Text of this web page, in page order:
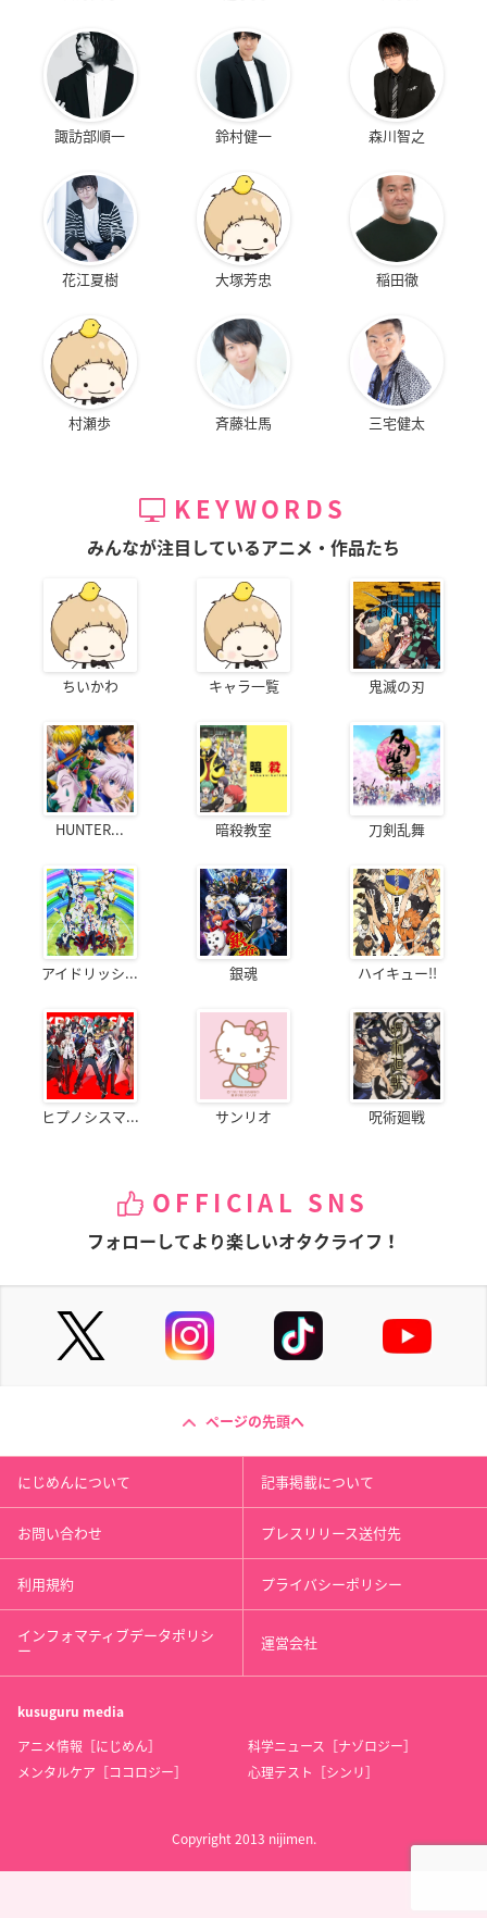
諏訪部順一 鈴村健一 森川智之
花江夏樹 大塚芳忠 稲田徹
村瀬歩 斉藤壮馬 三宅健太
KEYWORDS
みんなが注目しているアニメ・作品たち
ちいかわ キャラ一覧 鬼滅の刃
HUNTER... 暗殺教室 刀剣乱舞
アイドリッシ... 銀魂 ハイキュー!!
ヒプノシスマ... サンリオ 呪術廻戦
OFFICIAL SNS
フォローしてより楽しいオタクライフ！
ページの先頭へ
にじめんについて 記事掲載について
お問い合わせ プレスリリース送付先
利用規約 プライバシーポリシー
インフォマティブデータポリシ
ー 運営会社
kusuguru media
アニメ情報［にじめん］
科学ニュース［ナゾロジー］
メンタルケア［ココロジー］
心理テスト［シンリ］
Copyright 2013 nijimen.